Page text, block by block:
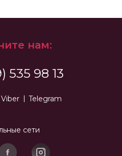
нам:
535 98 13
Viber Telegram
сети